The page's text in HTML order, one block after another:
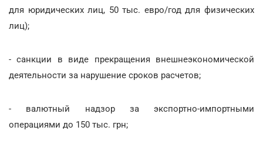
для юридических лиц, 50 тыс. евро/год для физических
лиц);
- санкции в виде прекращения внешнеэкономической
деятельности за нарушение сроков расчетов;
- валютный надзор за экспортно-импортными
операциями до 150 тыс. грн;